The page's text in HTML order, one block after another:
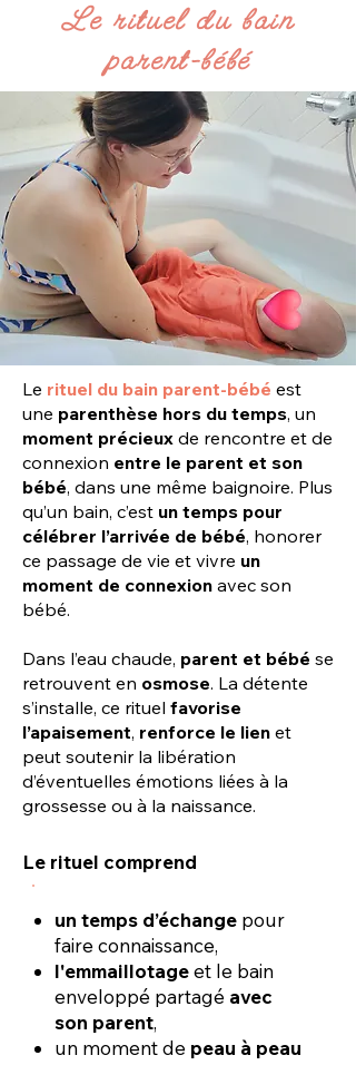
Le rituel du bain
parent-bébé
Le rituel du bain parent-bébé est
une parenthèse hors du temps, un
moment précieux de rencontre et de
connexion entre le parent et son
bébé, dans une même baignoire. Plus
qu’un bain, c’est un temps pour
célébrer l’arrivée de bébé, honorer
ce passage de vie et vivre un
moment de connexion avec son
bébé.
Dans l’eau chaude, parent et bébé se
retrouvent en osmose. La détente
s’installe, ce rituel favorise
l’apaisement, renforce le lien et
peut soutenir la libération
d’éventuelles émotions liées à la
grossesse ou à la naissance.
Le rituel comprend
un temps d’échange pour
faire connaissance,
l'emmaillotageet le bain
enveloppé partagé avec
son parent,
un moment de peau à peau